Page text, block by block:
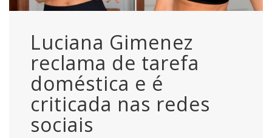
Luciana Gimenez
reclama de tarefa
doméstica e é
criticada nas redes
sociais